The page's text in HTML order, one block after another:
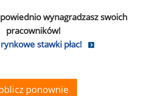
wynagradzasz swoich
pracowników!
stawki płac!
ponownie